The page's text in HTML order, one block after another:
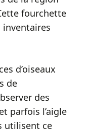
fourchette
inventaires
d’oiseaux
de
des
parfois l’aigle
utilisent ce